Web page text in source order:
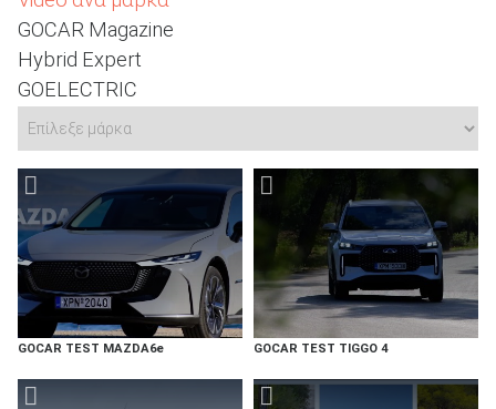
GOCAR Magazine
Hybrid Expert
GOELECTRIC
GOCAR TEST MAZDA6e GOCAR TEST TIGGO 4